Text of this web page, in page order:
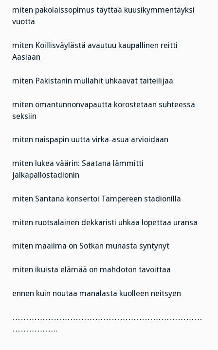
miten pakolaissopimus täyttää kuusikymmentäyksi
vuotta
miten Koillisväylästä avautuu kaupallinen reitti
Aasiaan
miten Pakistanin mullahit uhkaavat taiteilijaa
miten omantunnonvapautta korostetaan suhteessa
seksiin
miten naispapin uutta virka-asua arvioidaan
miten lukea väärin: Saatana lämmitti
jalkapallostadionin
miten Santana konsertoi Tampereen stadionilla
miten ruotsalainen dekkaristi uhkaa lopettaa uransa
miten maailma on Sotkan munasta syntynyt
miten ikuista elämää on mahdoton tavoittaa
ennen kuin noutaa manalasta kuolleen neitsyen
……………………………………………………………
……………..